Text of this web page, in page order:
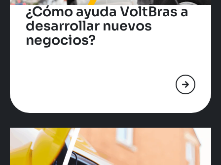
¿Cómo ayuda VoltBras a
desarrollar nuevos
negocios?